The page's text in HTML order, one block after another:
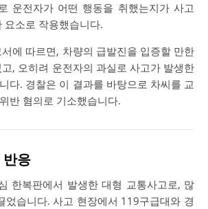
운전자가 어떤 행동을 취했는지가 사고
요소로 작용했습니다.
에 따르면, 차량의 급발진을 입증할 만한
, 오히려 운전자의 과실로 사고가 발생한
다. 경찰은 이 결과를 바탕으로 차씨를 교
반 혐의로 기소했습니다.
반응
한복판에서 발생한 대형 교통사고로, 많
었습니다. 사고 현장에서 119구급대와 경